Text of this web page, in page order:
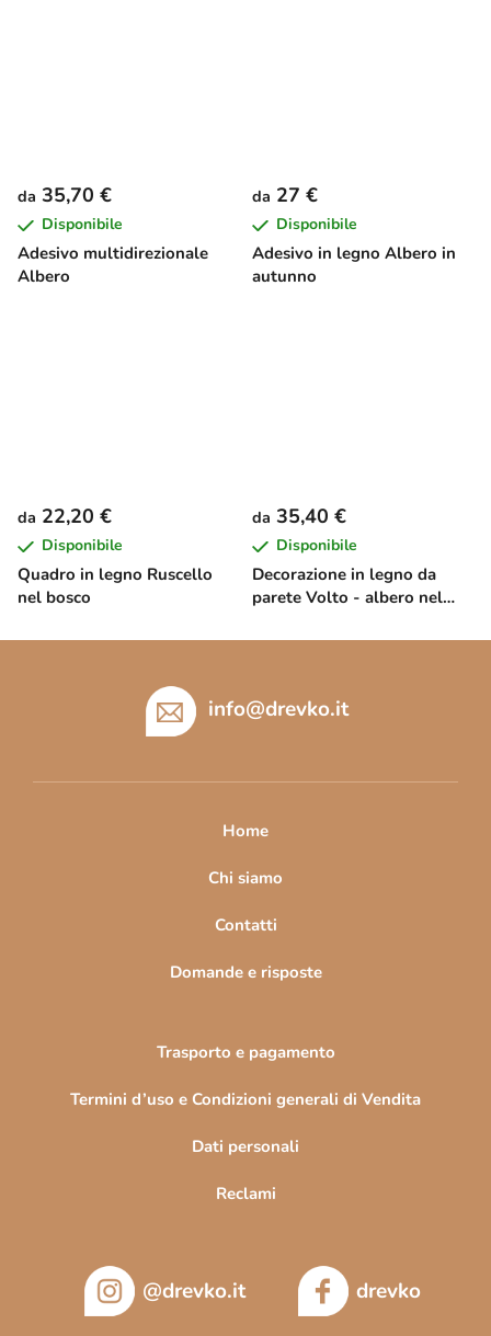
Adesivo multidirezionale
Albero
da 35,70 €
Disponibile
Adesivo in legno Albero in
autunno
da 27 €
Disponibile
Quadro in legno Ruscello
nel bosco
da 22,20 €
Disponibile
Decorazione in legno da
parete Volto - albero nel
da 35,40 €
Disponibile
info@drevko.it
Home
Chi siamo
Contatti
Domande e risposte
Trasporto e pagamento
Termini d’uso e Condizioni generali di Vendita
Dati personali
Reclami
@drevko.it drevko